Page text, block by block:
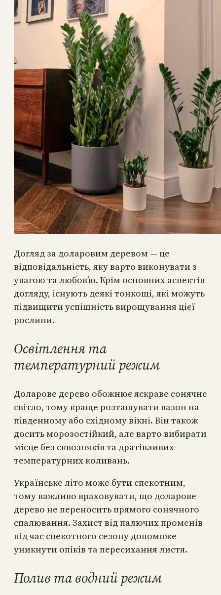
Догляд за доларовим деревом — це
відповідальність, яку варто виконувати з
увагою та любов’ю. Крім основних аспектів
догляду, існують деякі тонкощі, які можуть
підвищити успішність вирощування цієї
рослини.
Освітлення та
температурний режим
Доларове дерево обожнює яскраве сонячне
світло, тому краще розташувати вазон на
південному або східному вікні. Він також
досить морозостійкий, але варто вибирати
місце без сквозняків та дратівливих
температурних коливань.
Українське літо може бути спекотним,
тому важливо враховувати, що доларове
дерево не переносить прямого сонячного
спалювання. Захист від палючих променів
під час спекотного сезону допоможе
уникнути опіків та пересихання листя.
Полив та водний режим